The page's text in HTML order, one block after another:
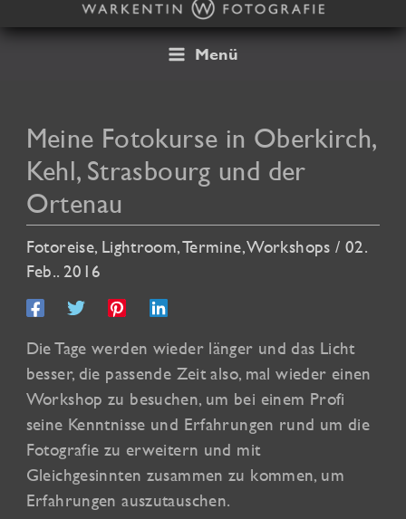
Inhalt
Menü
Meine Fotokurse in Oberkirch,
Kehl, Strasbourg und der
Ortenau
Fotoreise, Lightroom,Termine,Workshops / 02.
Feb.. 2016
Die Tage werden wieder länger und das Licht
besser, die passende Zeit also, mal wieder einen
Workshop zu besuchen, um bei einem Profi
seine Kenntnisse und Erfahrungen rund um die
Fotografie zu erweitern und mit
Gleichgesinnten zusammen zu kommen, um
Erfahrungen auszutauschen.